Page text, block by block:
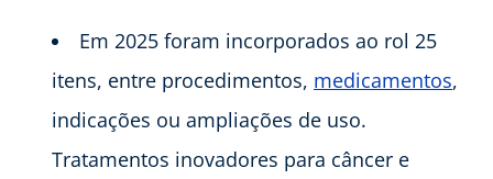
Em 2025 foram incorporados ao rol 25
itens, entre procedimentos, medicamentos,
indicações ou ampliações de uso.
Tratamentos inovadores para câncer e